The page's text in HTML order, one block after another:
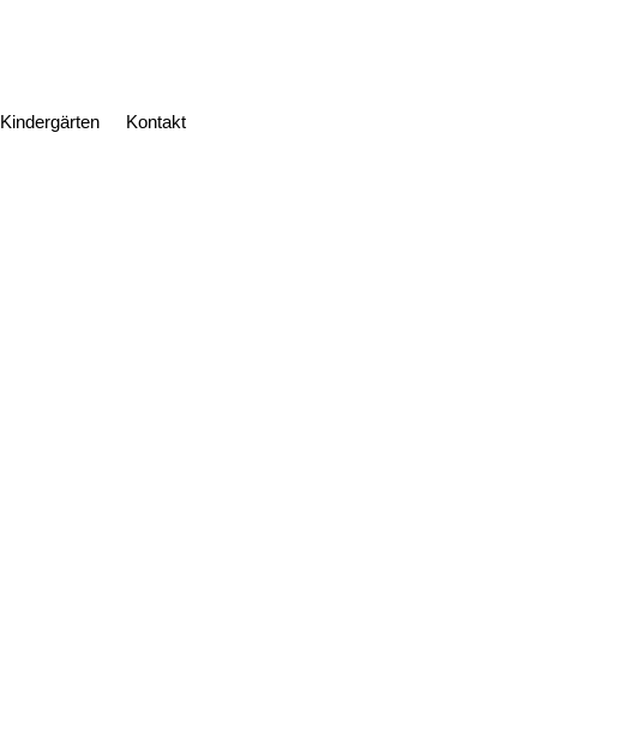
Kindergärten Kontakt